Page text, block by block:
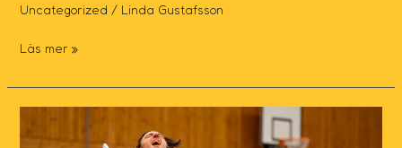
Uncategorized / Linda Gustafsson
Läs mer »
IF